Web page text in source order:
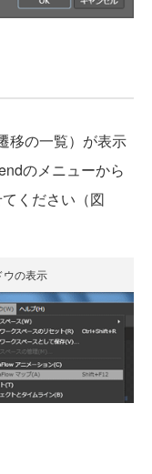
移の一覧）が表示
のメニューから
ください（図
の表示